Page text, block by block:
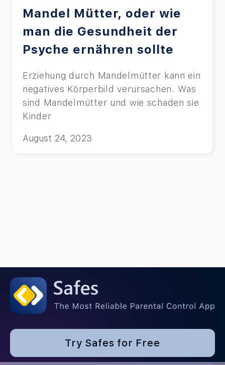
Mandel Mütter, oder wie
man die Gesundheit der
Psyche ernähren sollte
Erziehung durch Mandelmütter kann ein
negatives Körperbild verursachen. Was
sind Mandelmütter und wie schaden sie
Kinder
August 24, 2023
Try Safes for Free